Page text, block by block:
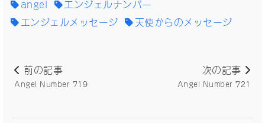
angel
エンジェルナンバー
エンジェルメッセージ
天使からのメッセージ
前の記事
Angel Number 719
次の記事
Angel Number 721